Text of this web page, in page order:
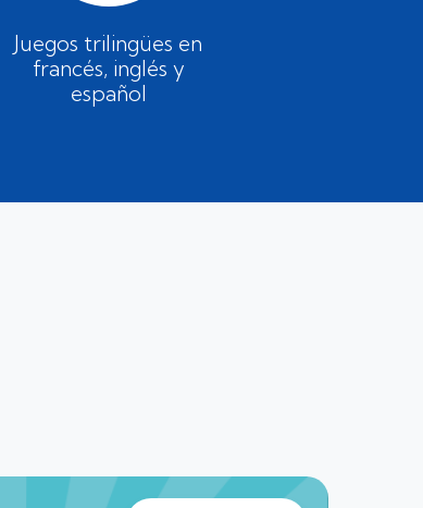
Juegos trilingües en
francés, inglés y
español